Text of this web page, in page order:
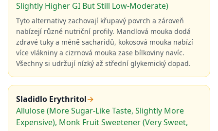
Slightly Higher GI But Still Low-Moderate)
Tyto alternativy zachovají křupavý povrch a zároveň
nabízejí různé nutriční profily. Mandlová mouka dodá
zdravé tuky a méně sacharidů, kokosová mouka nabízí
více vlákniny a cizrnová mouka zase bílkoviny navíc.
Všechny si udržují nízký až střední glykemický dopad.
Sladidlo Erythritol→
Allulose (More Sugar-Like Taste, Slightly More
Expensive), Monk Fruit Sweetener (Very Sweet,